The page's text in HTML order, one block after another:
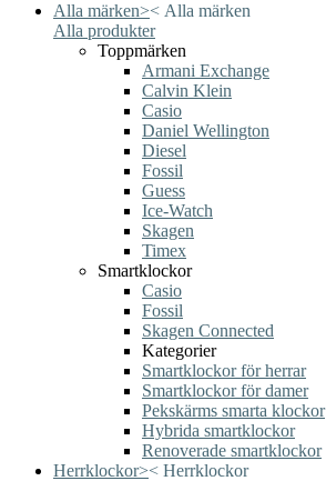
Alla märken>< Alla märken
Alla produkter
Toppmärken
Armani Exchange
Calvin Klein
Casio
Daniel Wellington
Diesel
Fossil
Guess
Ice-Watch
Skagen
Timex
Smartklockor
Casio
Fossil
Skagen Connected
Kategorier
Smartklockor för herrar
Smartklockor för damer
Pekskärms smarta klockor
Hybrida smartklockor
Renoverade smartklockor
Herrklockor>< Herrklockor